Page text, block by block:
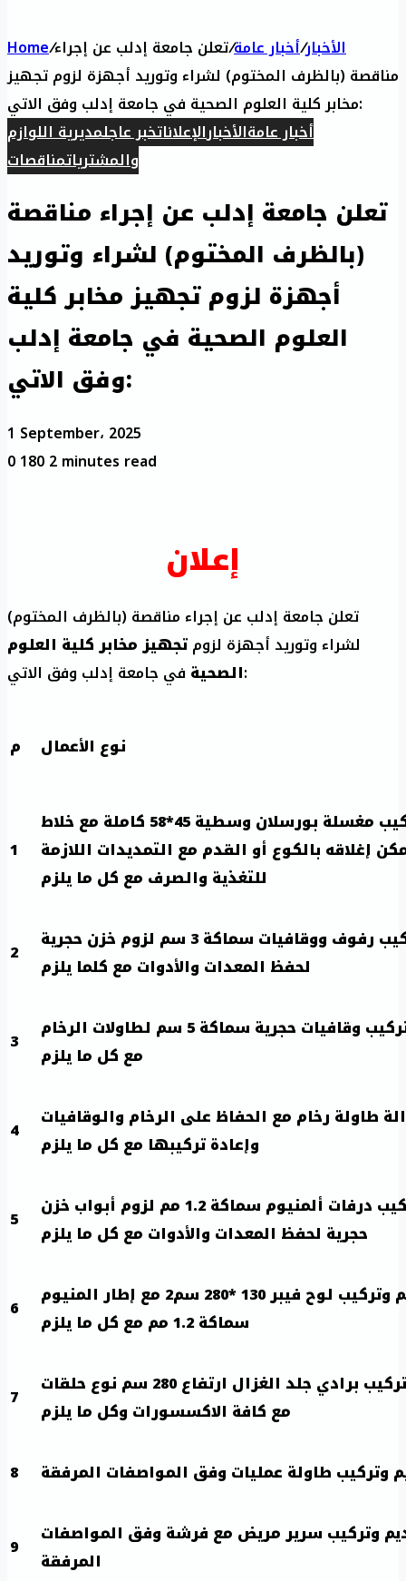
Home/ الأخبار/أخبار عامة/تعلن جامعة إدلب عن إجراء
مناقصة (بالظرف المختوم) لشراء وتوريد أجهزة لزوم تجهيز
مخابر كلية العلوم الصحية في جامعة إدلب وفق الاتي:
أخبار عامةالأخبارالإعلاناتخبر عاجلمديرية اللوازم
والمشترياتمناقصات
تعلن جامعة إدلب عن إجراء مناقصة
(بالظرف المختوم) لشراء وتوريد
أجهزة لزوم تجهيز مخابر كلية
العلوم الصحية في جامعة إدلب
وفق الاتي:
1 September، 2025
01802 minutes read
إعلان
تعلن جامعة إدلب عن إجراء مناقصة (بالظرف المختوم)
لشراء وتوريد أجهزة لزومتجهيز مخابر كلية العلوم
الصحيةفي جامعة إدلب وفق الاتي:
م نوع الأعمال
1
تقديم وتركيب مغسلة بورسلان وسطية 45*58 كاملة مع خلاط
إغلاقه بالكوع أو القدم مع التمديدات اللازمة
للتغذية والصرف مع كل ما يلزم
2
تقديم وتركيب رفوف ووقافيات سماكة 3 سم لزوم خزن حجرية
لحفظ المعدات والأدوات مع كلما يلزم
3
تقديم وتركيب وقافيات حجرية سماكة 5 سم لطاولات الرخام
مع كل ما يلزم
4
طاولة رخام مع الحفاظ على الرخام والوقافيات
وإعادة تركيبها مع كل ما يلزم
5
تقديم وتركيب درفات ألمنيوم سماكة 1.2 مم لزوم أبواب خزن
حجرية لحفظ المعدات والأدوات مع كل ما يلزم
6
تقديم وتركيب لوح فيبر 130 *280 سم2 مع إطار المنيوم
سماكة 1.2 مم مع كل ما يلزم
7
تقديم وتركيب برادي جلد الغزال ارتفاع 280 سم نوع حلقات
مع كافة الاكسسورات وكل ما يلزم
8 وتركيب طاولة عمليات وفق المواصفات المرفقة
9
وتركيب سرير مريض مع فرشة وفق المواصفات
المرفقة